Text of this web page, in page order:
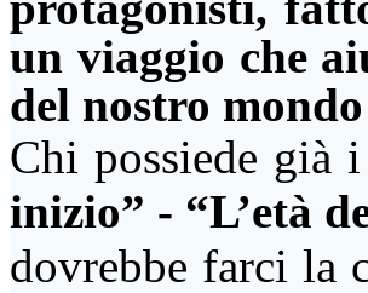
un viaggio che
del nostro
Chi possiede già
inizio” - “L’età
dovrebbe farci la